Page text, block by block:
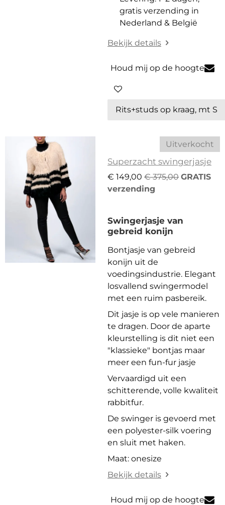
gratis verzending in
Nederland & België
Bekijk details
Houd mij op de hoogte
Uitverkocht
Superzacht swingerjasje
€ 149,00 € 375,00 GRATIS
verzending
Swingerjasje van
gebreid konijn
Bontjasje van gebreid
konijn uit de
voedingsindustrie. Elegant
losvallend swingermodel
met een ruim pasbereik.
Dit jasje is op vele manieren
te dragen. Door de aparte
kleurstelling is dit niet een
"klassieke" bontjas maar
meer een fun-fur jasje
Vervaardigd uit een
schitterende, volle kwaliteit
rabbitfur.
De swinger is gevoerd met
een polyester-silk voering
en sluit met haken.
Maat: onesize
Bekijk details
Houd mij op de hoogte